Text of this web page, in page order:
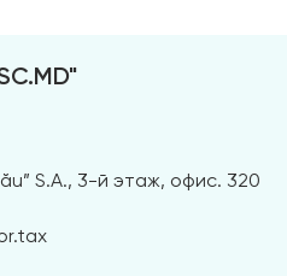
S.A., 3-й этаж, офис. 320